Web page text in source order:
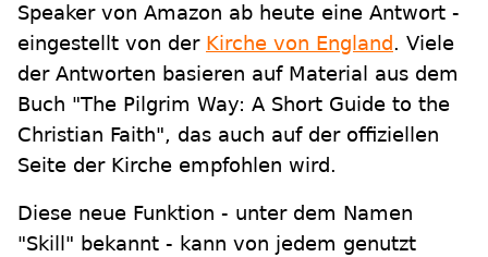
Speaker von Amazon ab heute eine Antwort -
eingestellt von der Kirche von England. Viele
der Antworten basieren auf Material aus dem
Buch "The Pilgrim Way: A Short Guide to the
Christian Faith", das auch auf der offiziellen
Seite der Kirche empfohlen wird.
Diese neue Funktion - unter dem Namen
"Skill" bekannt - kann von jedem genutzt